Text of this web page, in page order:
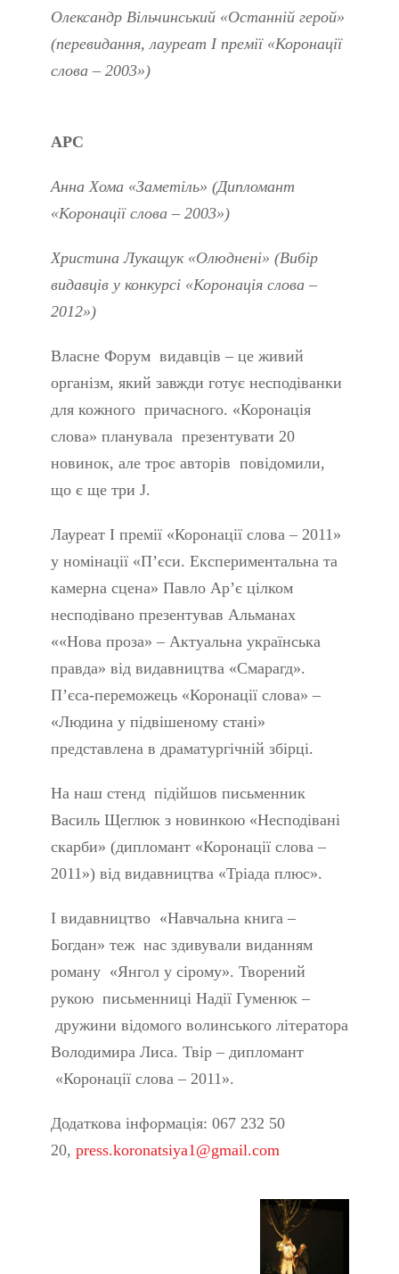
Олександр Вільчинський «Останній герой»
(перевидання, лауреат І премії «Коронації
слова – 2003»)
АРС
Анна Хома «Заметіль» (Дипломант
«Коронації слова – 2003»)
Христина Лукащук «Олюднені» (Вибір
видавців у конкурсі «Коронація слова –
2012»)
Власне Форум видавців – це живий
організм, який завжди готує несподіванки
для кожного причасного. «Коронація
слова» планувала презентувати 20
новинок, але троє авторів повідомили,
що є ще три J.
Лауреат І премії «Коронації слова – 2011»
у номінації «П’єси. Експериментальна та
камерна сцена» Павло Ар’є цілком
несподівано презентував Альманах
««Нова проза» – Актуальна українська
правда» від видавництва «Смарагд».
П’єса-переможець «Коронації слова» –
«Людина у підвішеному стані»
представлена в драматургічній збірці.
На наш стенд підійшов письменник
Василь Щеглюк з новинкою «Несподівані
скарби» (дипломант «Коронації слова –
2011») від видавництва «Тріада плюс».
І видавництво «Навчальна книга –
Богдан» теж нас здивували виданням
роману «Янгол у сірому». Творений
рукою письменниці Надії Гуменюк –
дружини відомого волинського літератора
Володимира Лиса. Твір – дипломант
«Коронації слова – 2011».
Додаткова інформація: 067 232 50
20, press.koronatsiya1@gmail.com